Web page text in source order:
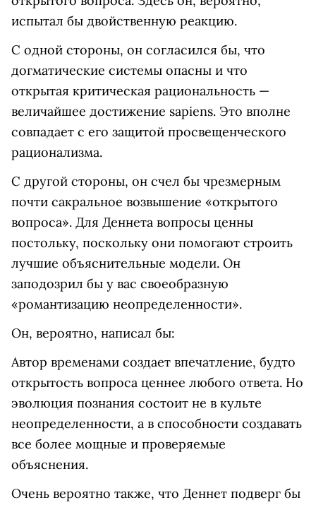
испытал бы двойственную реакцию.
С одной стороны, он согласился бы, что
догматические системы опасны и что
открытая критическая рациональность —
величайшее достижение sapiens. Это вполне
совпадает с его защитой просвещенческого
рационализма.
С другой стороны, он счел бы чрезмерным
почти сакральное возвышение «открытого
вопроса». Для Деннета вопросы ценны
постольку, поскольку они помогают строить
лучшие объяснительные модели. Он
заподозрил бы у вас своеобразную
«романтизацию неопределенности».
Он, вероятно, написал бы:
Автор временами создает впечатление, будто
открытость вопроса ценнее любого ответа. Но
эволюция познания состоит не в культе
неопределенности, а в способности создавать
все более мощные и проверяемые
объяснения.
Очень вероятно также, что Деннет подверг бы